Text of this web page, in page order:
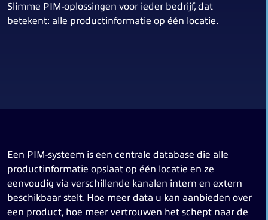
Slimme PIM-oplossingen voor ieder bedrijf, dat
betekent: alle productinformatie op één locatie.
Een PIM-systeem is een centrale database die alle
productinformatie opslaat op één locatie en ze
eenvoudig via verschillende kanalen intern en extern
beschikbaar stelt. Hoe meer data u kan aanbieden over
een product, hoe meer vertrouwen het schept naar de